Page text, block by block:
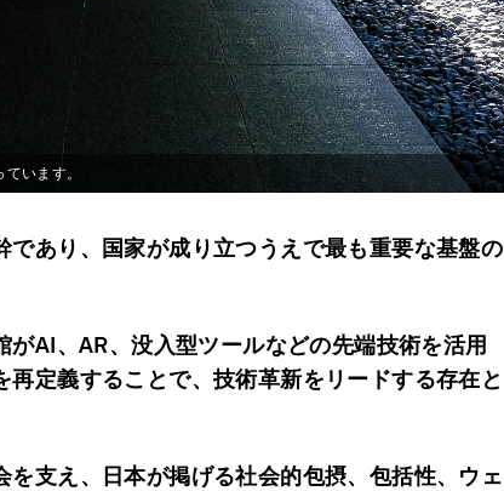
います。
であり、国家が成り立つうえで最も重要な基盤の
がAI、AR、没入型ツールなどの先端技術を活用
再定義することで、技術革新をリードする存在と
を支え、日本が掲げる社会的包摂、包括性、ウェ